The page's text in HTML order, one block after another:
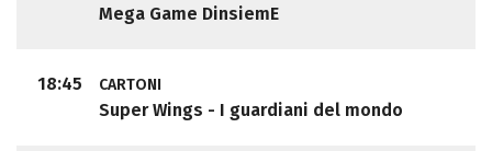
Mega Game DinsiemE
18:45 CARTONI
Super Wings - I guardiani del mondo